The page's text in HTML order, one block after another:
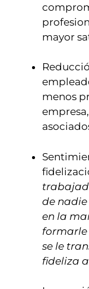
mayor
menos
de
en la
formarle
se le
fideliza